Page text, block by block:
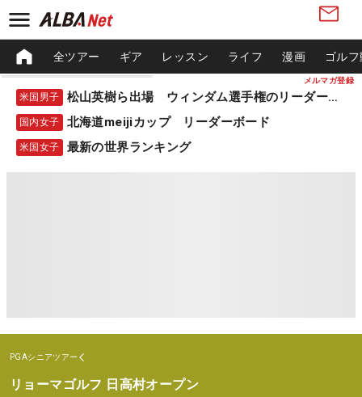
メルマガ登録
全ツアー ギア レッスン ライフ 漫画 ゴル
米国男子 松山英樹ら出場 ウィンダム選手権のリーダーボード
国内女子 北海道meijiカップ リーダーボード
米国女子 最新の世界ランキング
PGAシニアツアー
リョーマゴルフ 日高村オープン